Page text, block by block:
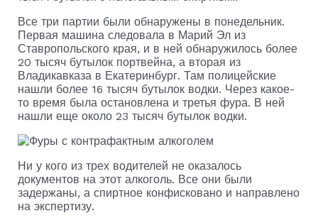
Все три партии были обнаружены в понедельник.
Первая машина следовала в Марий Эл из
Ставропольского края, и в ней обнаружилось более
20 тысяч бутылок портвейна, а вторая из
Владикавказа в Екатеринбург. Там полицейские
нашли более 16 тысяч бутылок водки. Через какое-
то время была остановлена и третья фура. В ней
нашли еще около 23 тысяч бутылок водки.
Ни у кого из трех водителей не оказалось
документов на этот алкоголь. Все они были
задержаны, а спиртное конфисковано и направлено
на экспертизу.